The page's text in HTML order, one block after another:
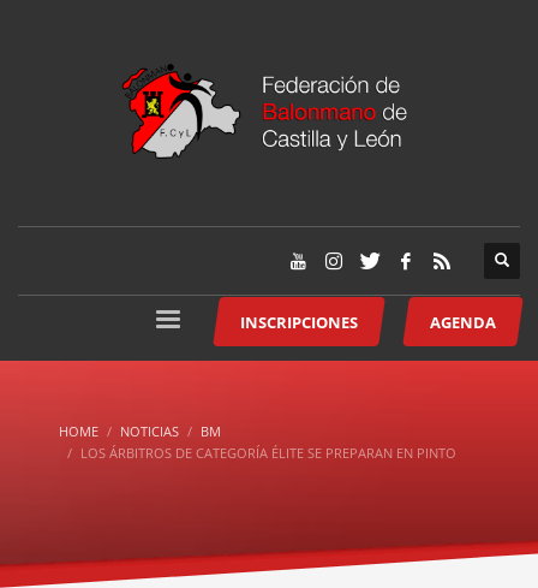
INSCRIPCIONES AGENDA
HOME NOTICIAS
BM
LOS ÁRBITROS DE CATEGORÍA ÉLITE SE PREPARAN EN PINTO